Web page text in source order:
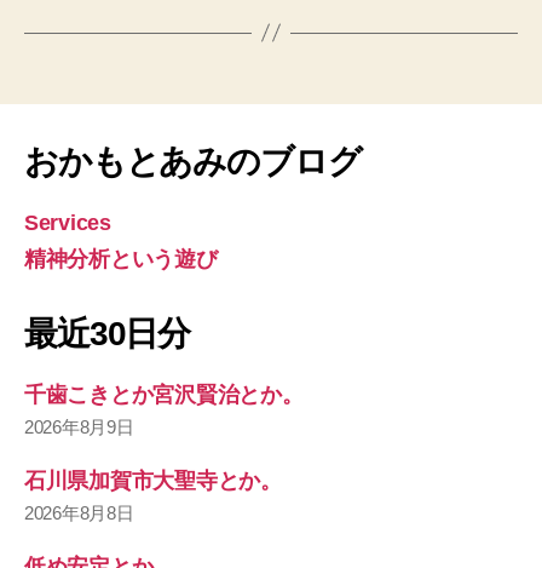
おかもとあみのブログ
Services
精神分析という遊び
最近30日分
千歯こきとか宮沢賢治とか。
2026年8月9日
石川県加賀市大聖寺とか。
2026年8月8日